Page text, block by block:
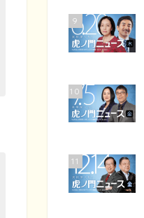
9
10
11